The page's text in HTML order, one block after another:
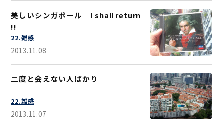
美しいシンガポール I shall return
!!
22.雑感
2013.11.08
二度と会えない人ばかり
22.雑感
2013.11.07